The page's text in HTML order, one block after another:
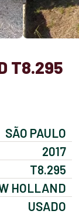
T8.295
SÃO PAULO
2017
T8.295
HOLLAND
USADO